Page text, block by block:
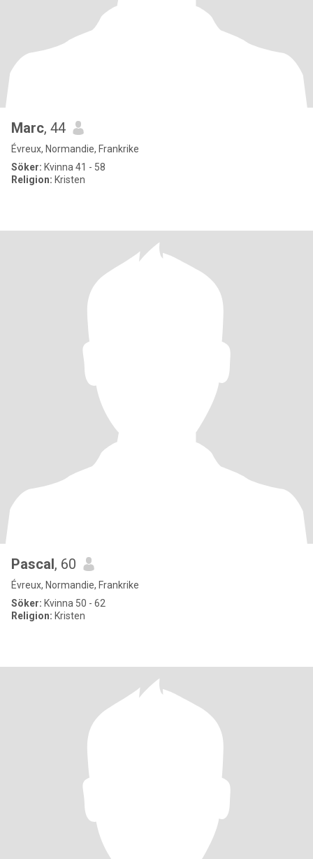
Marc, 44
Évreux, Normandie, Frankrike
Söker: Kvinna 41 - 58
Religion: Kristen
Pascal, 60
Évreux, Normandie, Frankrike
Söker: Kvinna 50 - 62
Religion: Kristen